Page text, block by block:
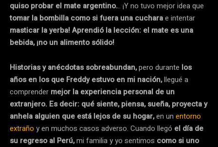
quiso probar el mate argentino... ¡Y no tuvo mejor idea que
tomar la bombilla como si fuera una cucharae intentar
masticar la yerba! Aprendió la lección: el mate es una
bebida, ¡no un alimento sólido!
Historias y anécdotas sobreabundan,pero durante los
años en los que Freddy estuvo en mi nación,llegué a
comprender mejor la experiencia personal de un
extranjero. Es decir: qué siente, piensa, sueña, proyecta y
anhela alguien que está lejos de su hogar,en un entorno
extraño y en muchos casos adverso. Cuando llegó el día de
su regreso al Perú,mi familia y yo sentimos como si uno